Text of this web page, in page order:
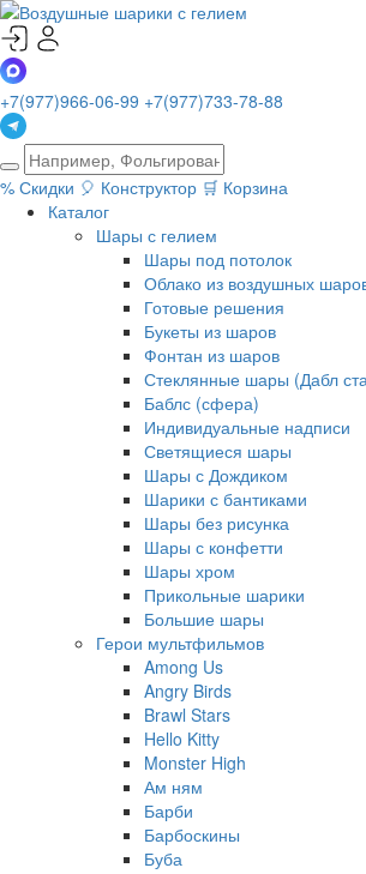
+7(977)966-06-99 +7(977)733-78-88
% Скидки 🎈 Конструктор 🛒 Корзина
Каталог
Шары с гелием
Шары под потолок
Облако из воздушных
Готовые решения
Букеты из шаров
Фонтан из шаров
Стеклянные шары (Дабл
Баблс (сфера)
Индивидуальные надписи
Светящиеся шары
Шары с Дождиком
Шарики с бантиками
Шары без рисунка
Шары с конфетти
Шары хром
Прикольные шарики
Большие шары
Герои мультфильмов
Among Us
Angry Birds
Brawl Stars
Hello Kitty
Monster High
Ам ням
Барби
Барбоскины
Буба